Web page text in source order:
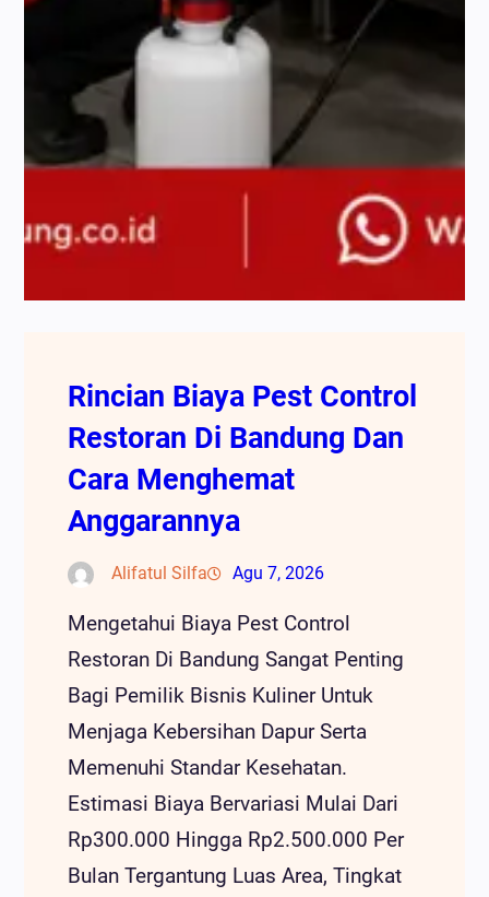
Rincian Biaya Pest Control
Restoran Di Bandung Dan
Cara Menghemat
Anggarannya
Alifatul Silfa Agu 7, 2026
Mengetahui Biaya Pest Control
Restoran Di Bandung Sangat Penting
Bagi Pemilik Bisnis Kuliner Untuk
Menjaga Kebersihan Dapur Serta
Memenuhi Standar Kesehatan.
Estimasi Biaya Bervariasi Mulai Dari
Rp300.000 Hingga Rp2.500.000 Per
Bulan Tergantung Luas Area, Tingkat